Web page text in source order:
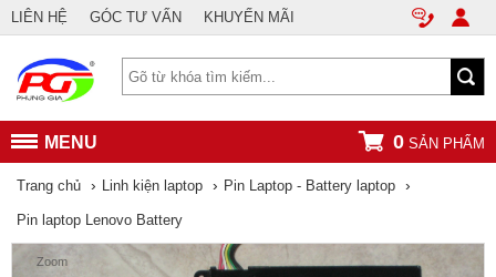
LIÊN HỆ GÓC TƯ VẤN KHUYẾN MÃI
MENU 0 SẢN PHẨM
Trang chủ › Linh kiện laptop › Pin Laptop - Battery laptop ›
Pin laptop Lenovo Battery
Zoom